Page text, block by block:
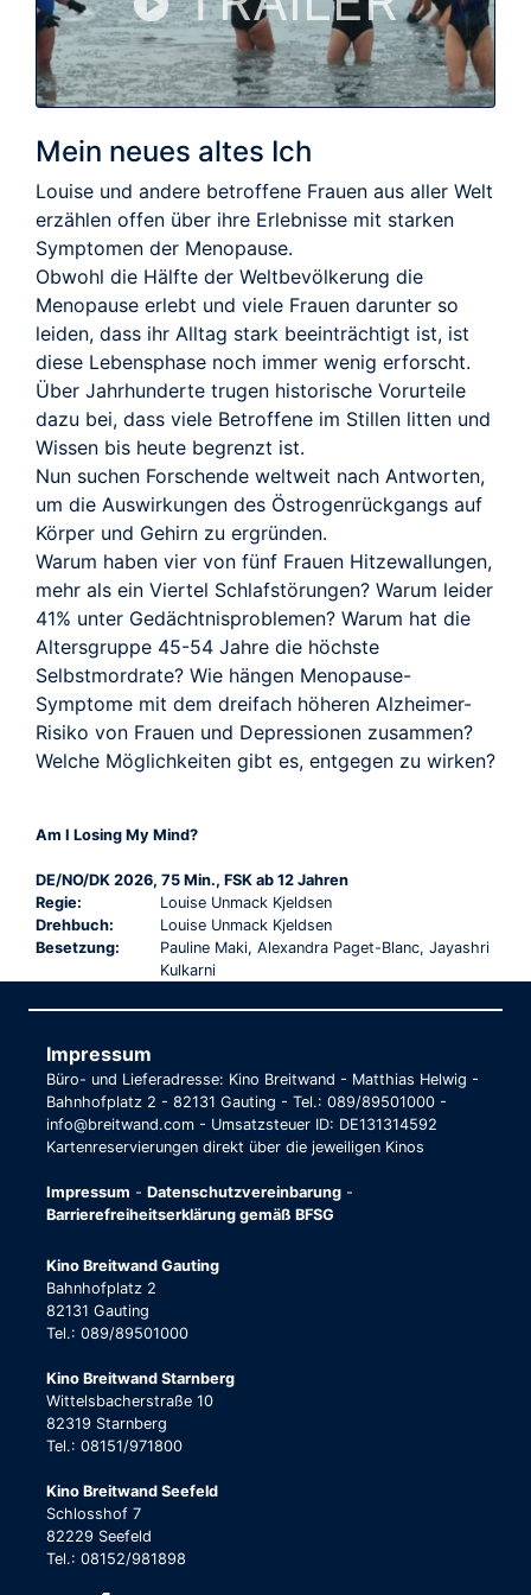
Mein neues altes Ich
Louise und andere betroffene Frauen aus aller Welt
erzählen offen über ihre Erlebnisse mit starken
Symptomen der Menopause.
Obwohl die Hälfte der Weltbevölkerung die
Menopause erlebt und viele Frauen darunter so
leiden, dass ihr Alltag stark beeinträchtigt ist, ist
diese Lebensphase noch immer wenig erforscht.
Über Jahrhunderte trugen historische Vorurteile
dazu bei, dass viele Betroffene im Stillen litten und
Wissen bis heute begrenzt ist.
Nun suchen Forschende weltweit nach Antworten,
um die Auswirkungen des Östrogenrückgangs auf
Körper und Gehirn zu ergründen.
Warum haben vier von fünf Frauen Hitzewallungen,
mehr als ein Viertel Schlafstörungen? Warum leider
41% unter Gedächtnisproblemen? Warum hat die
Altersgruppe 45-54 Jahre die höchste
Selbstmordrate? Wie hängen Menopause-
Symptome mit dem dreifach höheren Alzheimer-
Risiko von Frauen und Depressionen zusammen?
Welche Möglichkeiten gibt es, entgegen zu wirken?
Am I Losing My Mind?
DE/NO/DK 2026, 75 Min., FSK ab 12 Jahren
Regie:
Louise Unmack Kjeldsen
Drehbuch:
Louise Unmack Kjeldsen
Besetzung:
Pauline Maki, Alexandra Paget-Blanc, Jayashri
Kulkarni
Impressum
Büro- und Lieferadresse: Kino Breitwand - Matthias Helwig -
Bahnhofplatz 2 - 82131 Gauting - Tel.: 089/89501000 -
info@breitwand.com - Umsatzsteuer ID: DE131314592
Kartenreservierungen direkt über die jeweiligen Kinos
Impressum - Datenschutzvereinbarung -
Barrierefreiheitserklärung gemäß BFSG
Kino Breitwand Gauting
Bahnhofplatz 2
82131 Gauting
Tel.: 089/89501000
Kino Breitwand Starnberg
Wittelsbacherstraße 10
82319 Starnberg
Tel.: 08151/971800
Kino Breitwand Seefeld
Schlosshof 7
82229 Seefeld
Tel.: 08152/981898